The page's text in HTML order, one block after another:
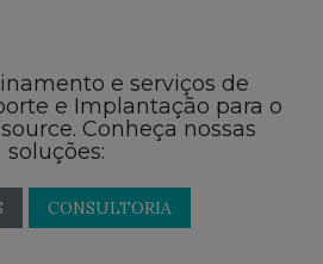
e serviços de
e Implantação para o
Conheça nossas
soluções:
CONSULTORIA